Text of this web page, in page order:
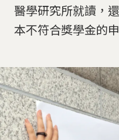
醫學研究所就讀，
本不符合獎學金的